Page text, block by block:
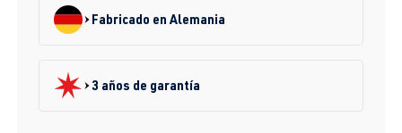
Fabricado en Alemania
3 años de garantía